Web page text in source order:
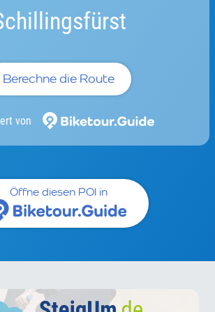
Berechne die Route
von
Öffne diesen POI in